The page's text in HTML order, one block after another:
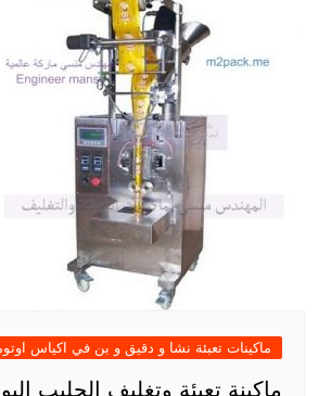
ماكينات تعبئة نشا و دقيق و بن في اكياس
ماكينة تعبئة وتغليف الحليب